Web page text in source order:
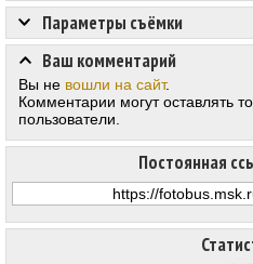
Постоянная
Параметры съёмки
Ваш комментарий
Вы не вошли на сайт.
Комментарии могут оставлять
пользователи.